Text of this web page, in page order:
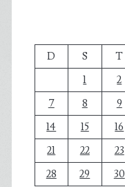
D
S T
1
2
7
8 9
14
15 16
21
22 23
28
29 30